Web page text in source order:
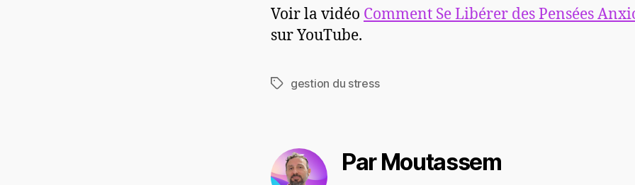
Voir la vidéo Comment Se Libérer des Pensées
sur YouTube.
Étiquettes
gestion du stress
Par Moutassem